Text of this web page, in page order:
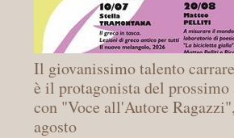
Il giovanissimo talento
è il protagonista del prossimo
con "Voce all'Autore
agosto